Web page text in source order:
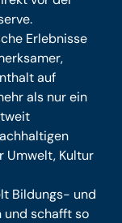
Erlebnisse
auf
als nur ein
Umwelt, Kultur
Bildungs- und
und schafft so